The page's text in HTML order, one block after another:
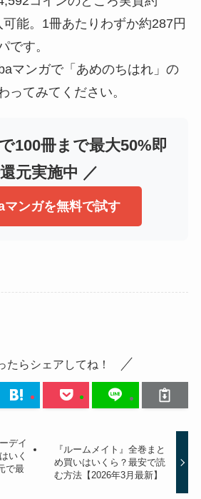
能。1冊あたりわずか約287円
です。
マンガで「あめのちはれ」の
ってみてください。
100冊まで最大50%即
元実施中 ／
マンガを無料で試す
たらシェアしてね！
デイ
いく
で最
『ルームメイト』全巻まと
め買いはいくら？最安で読
む方法【2026年3月最新】